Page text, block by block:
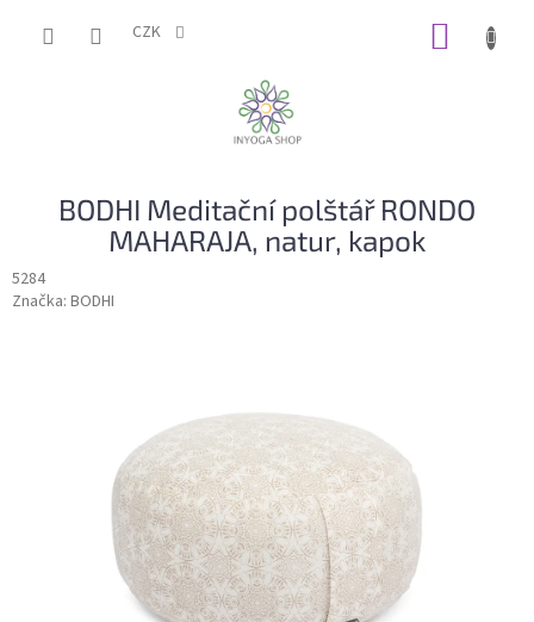
CZK
BODHI Meditační polštář RONDO
MAHARAJA, natur, kapok
5284
Značka: BODHI